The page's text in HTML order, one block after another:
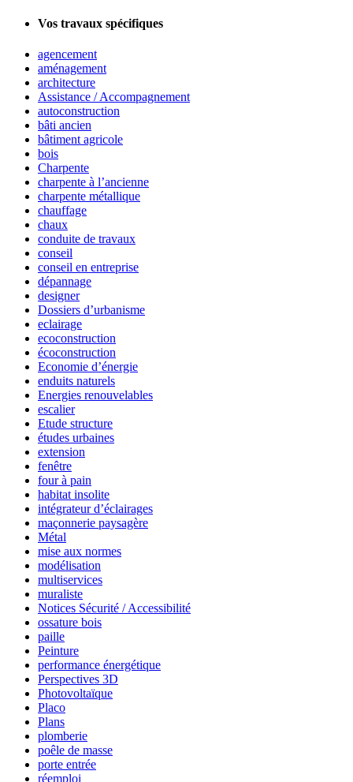
Vos travaux spécifiques
agencement
aménagement
architecture
Assistance / Accompagnement
autoconstruction
bâti ancien
bâtiment agricole
bois
Charpente
charpente à l’ancienne
charpente métallique
chauffage
chaux
conduite de travaux
conseil
conseil en entreprise
dépannage
designer
Dossiers d’urbanisme
eclairage
ecoconstruction
écoconstruction
Economie d’énergie
enduits naturels
Energies renouvelables
escalier
Etude structure
études urbaines
extension
fenêtre
four à pain
habitat insolite
intégrateur d’éclairages
maçonnerie paysagère
Métal
mise aux normes
modélisation
multiservices
muraliste
Notices Sécurité / Accessibilité
ossature bois
paille
Peinture
performance énergétique
Perspectives 3D
Photovoltaïque
Placo
Plans
plomberie
poêle de masse
porte entrée
réemploi